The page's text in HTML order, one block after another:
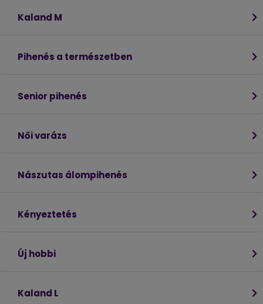
Kaland M
Pihenés a természetben
Senior pihenés
Női varázs
Nászutas álompihenés
Kényeztetés
Új hobbi
Kaland L